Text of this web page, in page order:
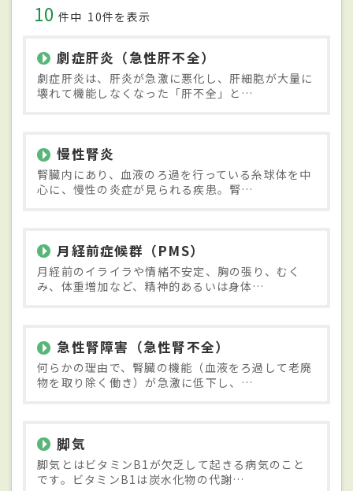
10 件中 10件を表示
劇症肝炎（急性肝不全）
劇症肝炎は、肝炎が急激に悪化し、肝細胞が大量に
壊れて機能しなくなった「肝不全」と…
慢性腎炎
腎臓内にあり、血液のろ過を行っている糸球体を中
心に、慢性の炎症が見られる疾患。腎…
月経前症候群（PMS）
月経前のイライラや情緒不安定、胸の張り、むく
み、体重増加など、精神的あるいは身体…
急性腎障害（急性腎不全）
何らかの理由で、腎臓の機能（血液をろ過して老廃
物を取り除く働き）が急激に低下し、…
脚気
脚気とはビタミンB1が欠乏して起きる病気のこと
です。ビタミンB1は炭水化物の代謝…